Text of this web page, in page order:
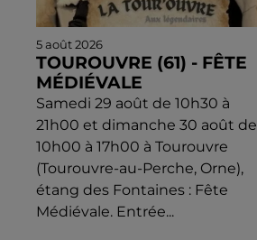
5 août 2026
TOUROUVRE (61) - FÊTE
MÉDIÉVALE
Samedi 29 août de 10h30 à
21h00 et dimanche 30 août de
10h00 à 17h00 à Tourouvre
(Tourouvre-au-Perche, Orne),
étang des Fontaines : Fête
Médiévale. Entrée...